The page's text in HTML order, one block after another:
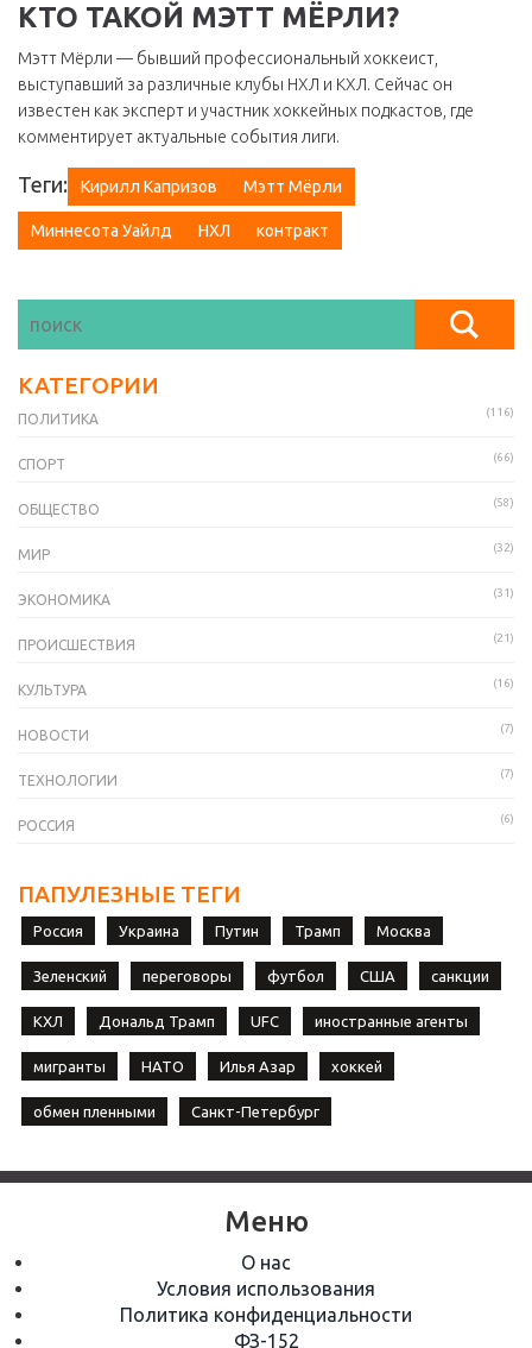
КТО ТАКОЙ МЭТТ МЁРЛИ?
Мэтт Мёрли — бывший профессиональный хоккеист,
выступавший за различные клубы НХЛ и КХЛ. Сейчас он
известен как эксперт и участник хоккейных подкастов, где
комментирует актуальные события лиги.
Теги: Кирилл Капризов Мэтт Мёрли
Миннесота Уайлд НХЛ контракт
КАТЕГОРИИ
ПОЛИТИКА (116)
СПОРТ (66)
ОБЩЕСТВО (58)
МИР (32)
ЭКОНОМИКА (31)
ПРОИСШЕСТВИЯ (21)
КУЛЬТУРА (16)
НОВОСТИ (7)
ТЕХНОЛОГИИ (7)
РОССИЯ (6)
ПАПУЛЕЗНЫЕ ТЕГИ
Россия Украина Путин Трамп Москва
Зеленский переговоры футбол США санкции
КХЛ Дональд Трамп UFC иностранные агенты
мигранты НАТО Илья Азар хоккей
обмен пленными Санкт-Петербург
Меню
О нас
Условия использования
Политика конфиденциальности
ФЗ-152